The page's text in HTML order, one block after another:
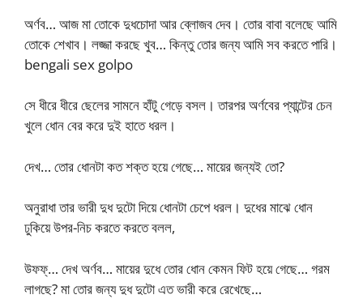
অর্ণব… আজ মা তোকে দুধচোদা আর ব্লোজব দেব। তোর বাবা বলেছে আমি
তোকে শেখাব। লজ্জা করছে খুব… কিন্তু তোর জন্য আমি সব করতে পারি।
bengali sex golpo
সে ধীরে ধীরে ছেলের সামনে হাঁটু গেড়ে বসল। তারপর অর্ণবের প্যান্টের চেন
খুলে ধোন বের করে দুই হাতে ধরল।
দেখ… তোর ধোনটা কত শক্ত হয়ে গেছে… মায়ের জন্যই তো?
অনুরাধা তার ভারী দুধ দুটো দিয়ে ধোনটা চেপে ধরল। দুধের মাঝে ধোন
ঢুকিয়ে উপর-নিচ করতে করতে বলল,
উফফ্‌… দেখ অর্ণব… মায়ের দুধে তোর ধোন কেমন ফিট হয়ে গেছে… গরম
লাগছে? মা তোর জন্য দুধ দুটো এত ভারী করে রেখেছে…